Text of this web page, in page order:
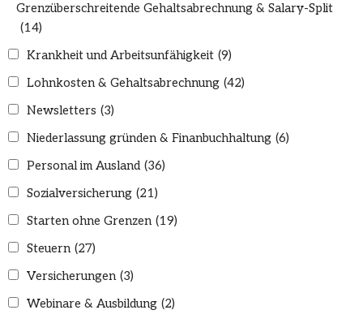
Grenzüberschreitende Gehaltsabrechnung & Salary-Split
(14)
Krankheit und Arbeitsunfähigkeit (9)
Lohnkosten & Gehaltsabrechnung (42)
Newsletters (3)
Niederlassung gründen & Finanbuchhaltung (6)
Personal im Ausland (36)
Sozialversicherung (21)
Starten ohne Grenzen (19)
Steuern (27)
Versicherungen (3)
Webinare & Ausbildung (2)